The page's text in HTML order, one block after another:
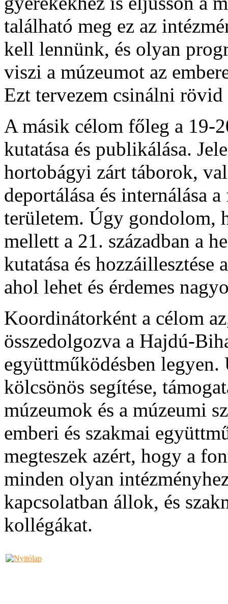
található meg ez az
kell lennünk, és olyan
viszi a múzeumot az
Ezt tervezem csinálni rövid
A másik célom főleg a 19-
kutatása és publikálása.
hortobágyi zárt táborok,
deportálása és internálása
területem. Úgy gondolom,
mellett a 21. században a
kutatása és hozzáillesztése
ahol lehet és érdemes
Koordinátorként a célom
összedolgozva a Hajdú-
együttműködésben
kölcsönös segítése,
múzeumok és a múzeumi
emberi és szakmai
megteszek azért, hogy a
minden olyan
kapcsolatban állok, és
kollégákat.